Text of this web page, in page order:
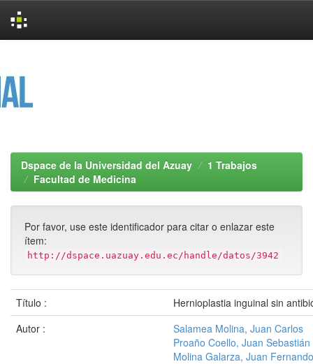
Dspace de la Universidad del Azuay
1 Trabajos
Facultad de Medicina
Por favor, use este identificador para citar o enlazar este
ítem:
http://dspace.uazuay.edu.ec/handle/datos/3942
Título :
Hernioplastia inguinal sin
Autor :
Salamea Molina, Juan Carlos
Proaño Coello, Juan Sebastián
Molina Galarza, Juan Fernando